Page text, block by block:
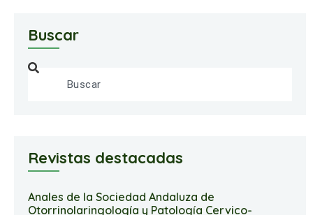
Buscar
Revistas destacadas
Anales de la Sociedad Andaluza de
Otorrinolaringología y Patología Cervico-